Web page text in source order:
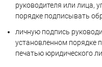
руководителя или лица,
порядке подписывать
личную подпись
установленном порядке
печатью юридического